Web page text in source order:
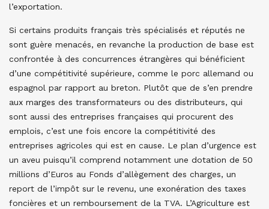
l’exportation.
Si certains produits français très spécialisés et réputés ne
sont guère menacés, en revanche la production de base est
confrontée à des concurrences étrangères qui bénéficient
d’une compétitivité supérieure, comme le porc allemand ou
espagnol par rapport au breton. Plutôt que de s’en prendre
aux marges des transformateurs ou des distributeurs, qui
sont aussi des entreprises françaises qui procurent des
emplois, c’est une fois encore la compétitivité des
entreprises agricoles qui est en cause. Le plan d’urgence est
un aveu puisqu’il comprend notamment une dotation de 50
millions d’Euros au Fonds d’allègement des charges, un
report de l’impôt sur le revenu, une exonération des taxes
foncières et un remboursement de la TVA. L’Agriculture est